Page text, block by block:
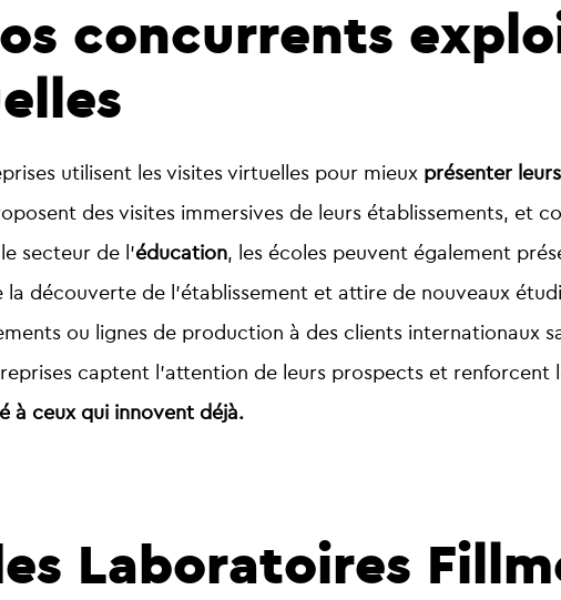
concurrents
utilisent les visites virtuelles pour mieux présenter
des visites immersives de leurs établissements, et
secteur de l’éducation, les écoles peuvent également
découverte de l’établissement et attire de nouveaux
ou lignes de production à des clients internationaux
captent l’attention de leurs prospects et renforcent
à ceux qui innovent déjà.
Laboratoires